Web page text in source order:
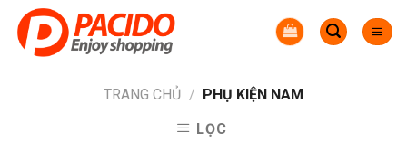
Skip
content
TRANG CHỦ / PHỤ KIỆN NAM
LỌC